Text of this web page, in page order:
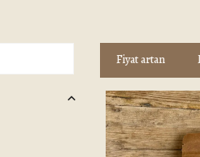
Fiyat artan